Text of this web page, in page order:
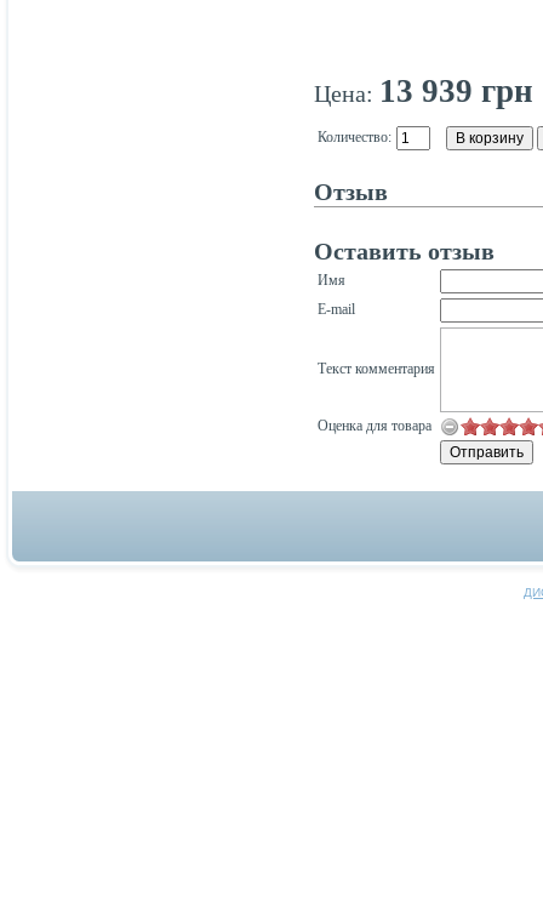
Цена: 13 939 грн
Количество:
Отзыв
Оставить отзыв
Имя
E-mail
Текст комментария
Оценка для товара